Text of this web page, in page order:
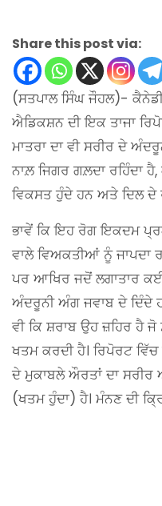
Share this post via:
(ਸਤਪਾਲ ਸਿੰਘ ਜੌਹਲ)-
ਐਡਿਕਸ਼ਨ ਦੀ ਇਕ ਤਾਜਾ
ਮਾਤਰਾ ਦਾ ਵੀ ਸਰੀਰ ਦੇ
ਨਾਲ਼ ਜਿਗਰ ਗਲ਼ਦਾ ਰਹਿੰਦਾ
ਵਿਕਸਤ ਹੁੰਦੇ ਹਨ ਅਤੇ ਦਿਲ
ਭਾਵੇਂ ਕਿ ਇਹ ਰੋਗ ਇਕਦਮ
ਵਾਲੇ ਵਿਅਕਤੀਆਂ ਨੂੰ ਜਾਪਦਾ
ਪਰ ਆਖਿਰ ਜਦੋਂ ਲਗਾਤਾਰ ਕਈ
ਅੰਦਰੂਨੀ ਅੰਗ ਜਵਾਬ ਦੇ ਦਿੰਦੇ
ਵੀ ਕਿ ਸ਼ਰਾਬ ਉਹ ਜ਼ਹਿਰ ਹੈ
ਖਤਮ ਕਰਦੀ ਹੈ। ਰਿਪੋਰਟ
ਦੇ ਮੁਕਾਬਲੇ ਔਰਤਾਂ ਦਾ ਸਰੀਰ
(ਖਤਮ ਹੁੰਦਾ) ਹੈ। ਮੰਨਣ ਦੀ